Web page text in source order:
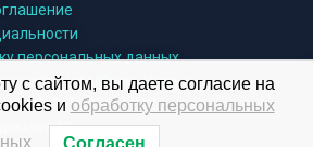
персональных данных
info@new-loans.ru
322385000055842
18+
с сайтом, вы даете согласие на
и обработку персональных
Согласен